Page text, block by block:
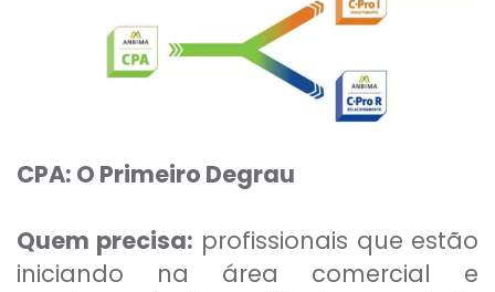
CPA: O Primeiro Degrau
Quem precisa: profissionais que estão
iniciando na área comercial e